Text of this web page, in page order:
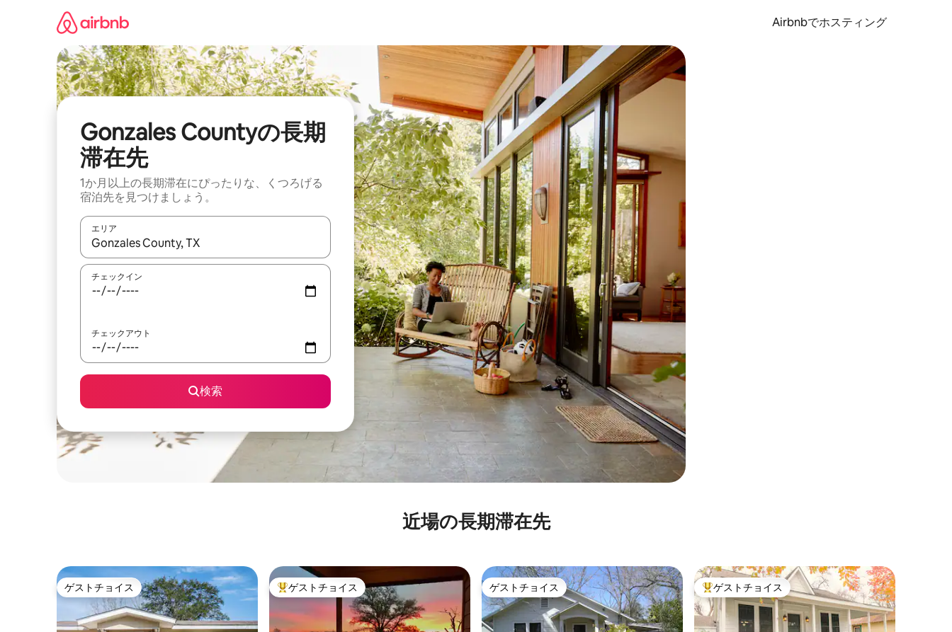
Airbnbでホスティング
Gonzales Countyの長期
滞在先
1か月以上の長期滞在にぴったりな、くつろげる
宿泊先を見つけましょう。
エリア
検索結果が表示されたら、上下の矢印キーを使って移動するか、画面をタッチまたはスワイプして検索結果を確認することができます。
チェックイン
チェックアウト
検索
近場の長期滞在先
ゲストチョイス
ゲストチョイス 大好評のゲストチョイスです。
ゲストチョイス ゲストチョイス
ゲストチョイス 大好評のゲストチョイスです。
ゲストチョイス